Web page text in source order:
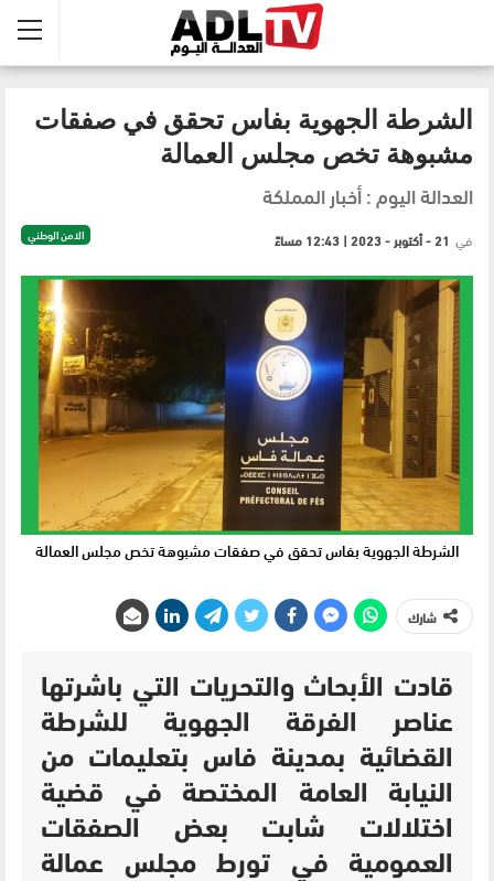
الشرطة الجهوية بفاس تحقق في صفقات
مشبوهة تخص مجلس العمالة
العدالة اليوم : أخبار المملكة
الامن الوطني في 21 - أكتوبر - 2023 | 12:43 مساءً
الشرطة الجهوية بفاس تحقق في صفقات مشبوهة تخص مجلس العمالة
شارك
قادت الأبحاث والتحريات التي باشرتها
عناصر الفرقة الجهوية للشرطة
القضائية بمدينة فاس بتعليمات من
النيابة العامة المختصة في قضية
اختلالات شابت بعض الصفقات
العمومية في تورط مجلس عمالة